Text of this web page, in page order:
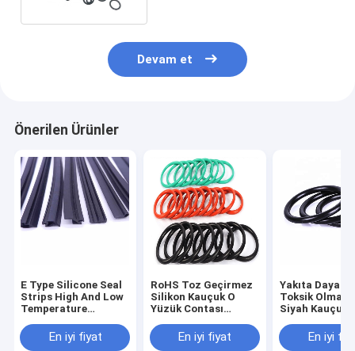
Devam et
Önerilen Ürünler
E Type Silicone Seal
Strips High And Low
Temperature
En iyi fiyat
RoHS Toz Geçirmez
Silikon Kauçuk O
Yüzük Contası
YalıtımıEn iyi fiyat
Yakıta
Toksik
Siyah Kauçuk
Önleyici Su
Geçirmez
En iyi